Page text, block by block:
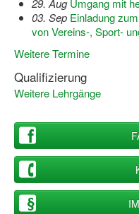
29. Aug Umgang mit
03. Sep Einladung
von Vereins-, Sport-
Weitere Termine
Qualifizierung
Weitere Lehrgänge